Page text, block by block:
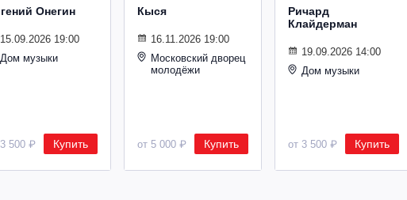
Онегин
15.09.2026 19:00
Дом музыки
500 ₽ Купить
Кыся
16.11.2026 19:00
Московский дворец
молодёжи
от 5 000 ₽ Купить
Ричард
Клайдерман
19.09.2026 14:00
Дом музыки
от 3 500 ₽ Купить